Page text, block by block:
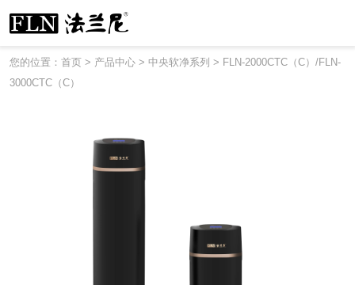
您的位置：首页 > 产品中心 > 中央软净系列 > FLN-2000CTC（C）/FLN-
3000CTC（C）